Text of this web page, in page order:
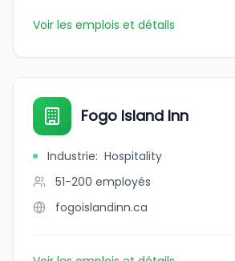
Voir les emplois et détails
Fogo Island Inn
Industrie: Hospitality
51-200 employés
fogoislandinn.ca